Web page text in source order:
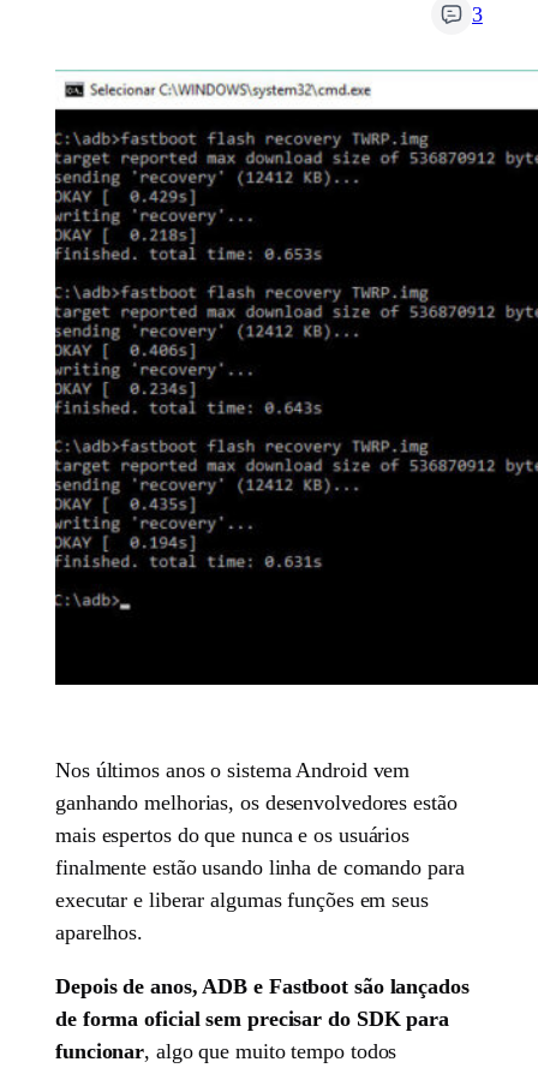
3
Nos últimos anos o sistema Android vem
ganhando melhorias, os desenvolvedores estão
mais espertos do que nunca e os usuários
finalmente estão usando linha de comando para
executar e liberar algumas funções em seus
aparelhos.
Depois de anos, ADB e Fastboot são lançados
de forma oficial sem precisar do SDK para
funcionar, algo que muito tempo todos